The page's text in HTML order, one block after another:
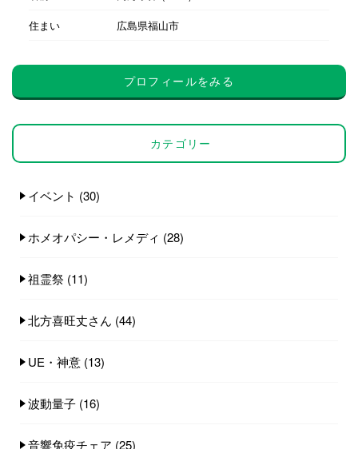
住まい
広島県福山市
プロフィールをみる
カテゴリー
イベント (30)
ホメオパシー・レメディ (28)
祖霊祭 (11)
北方喜旺丈さん (44)
UE・神意 (13)
波動量子 (16)
音響免疫チェア (25)